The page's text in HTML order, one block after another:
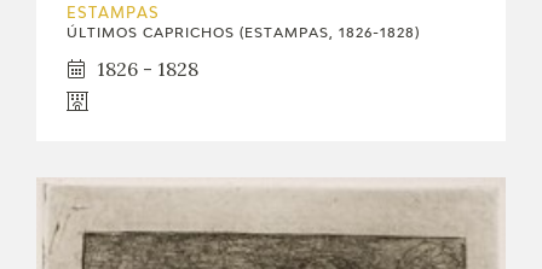
ESTAMPAS
ÚLTIMOS CAPRICHOS (ESTAMPAS, 1826-1828)
1826 - 1828